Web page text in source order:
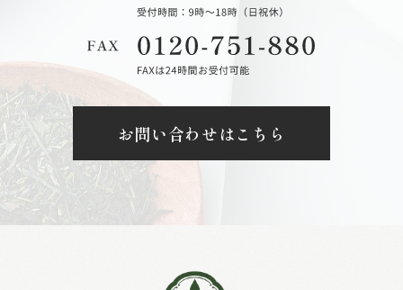
お問い合わせはこちら